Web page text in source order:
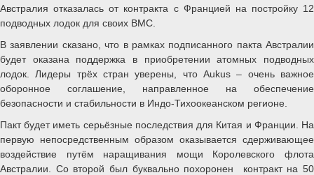
Австралия отказалась от контракта с Францией на постройку 12
подводных лодок для своих ВМС.
В заявлении сказано, что в рамках подписанного пакта Австралии
будет оказана поддержка в приобретении атомных подводных
лодок. Лидеры трёх стран уверены, что Aukus – очень важное
оборонное соглашение, направленное на обеспечение
безопасности и стабильности в Индо-Тихоокеанском регионе.
Пакт будет иметь серьёзные последствия для Китая и Франции. На
первую непосредственным образом оказывается сдерживающее
воздействие путём наращивания мощи Королевского флота
Австралии. Со второй был буквально похоронен контракт на 50